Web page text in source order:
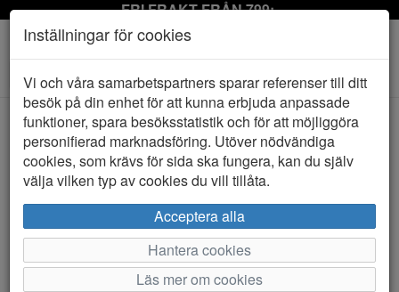
FRI FRAKT FRÅN 799:-
Toggle
navigation
HEM NAME IT
Inställningar för cookies
Vi och våra samarbetspartners sparar referenser till ditt
besök på din enhet för att kunna erbjuda anpassade
funktioner, spara besöksstatistik och för att möjliggöra
personifierad marknadsföring. Utöver nödvändiga
cookies, som krävs för sida ska fungera, kan du själv
välja vilken typ av cookies du vill tillåta.
Acceptera alla
Hantera cookies
Läs mer om cookies